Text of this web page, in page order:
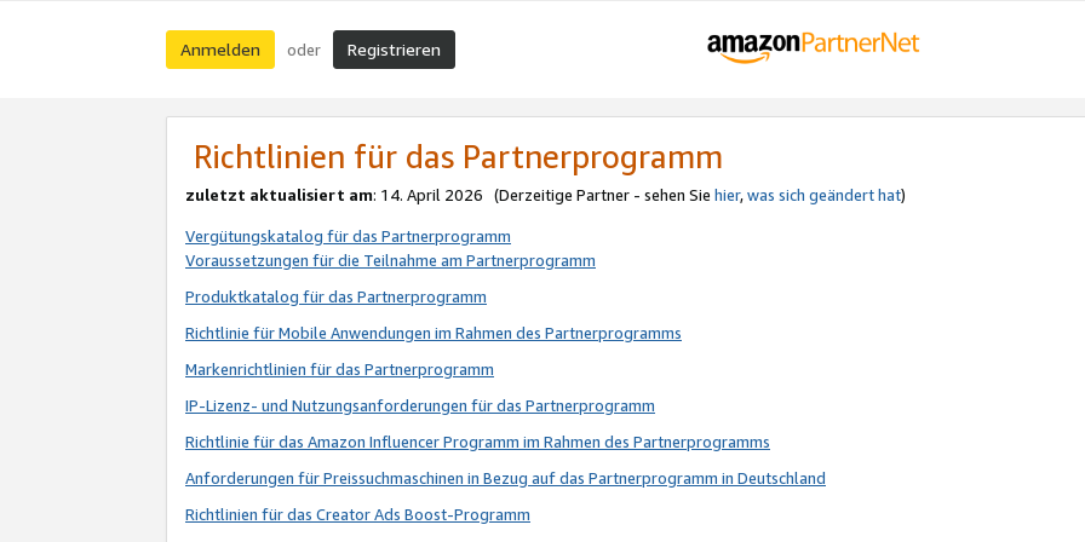
Anmelden oder Registrieren
Richtlinien für das Partnerprogramm
zuletzt aktualisiert am: 14. April 2026 (Derzeitige Partner - sehen Sie hier,was sich geändert hat)
Vergütungskatalog für das Partnerprogramm
Voraussetzungen für die Teilnahme am Partnerprogramm
Produktkatalog für das Partnerprogramm
Richtlinie für Mobile Anwendungen im Rahmen des Partnerprogramms
Markenrichtlinien für das Partnerprogramm
IP-Lizenz- und Nutzungsanforderungen für das Partnerprogramm
Richtlinie für das Amazon Influencer Programm im Rahmen des Partnerprogramms
Anforderungen für Preissuchmaschinen in Bezug auf das Partnerprogramm in Deutschland
Richtlinien für das Creator Ads Boost-Programm